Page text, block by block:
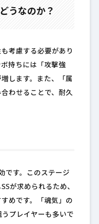
うなのか？
考慮する必要があり
持ちには「攻撃強
します。また、「属
わせることで、耐久
です。このステージ
が求められるため、
めです。「魂気」の
プレイヤーも多いで